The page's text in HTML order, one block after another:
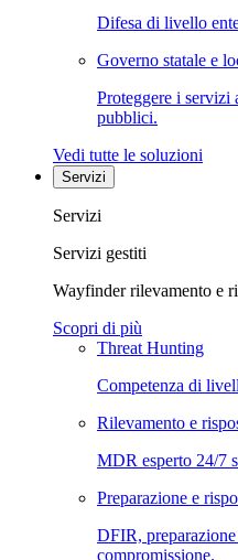
Difesa di livello
Governo statale e
Proteggere i servizi
pubblici.
Vedi tutte le soluzioni
Servizi
Servizi
Servizi gestiti
Wayfinder rilevamento e
Scopri di più
Threat Hunting
Competenza di
Rilevamento e
MDR esperto 24/7
Preparazione e
DFIR,
compromissione.